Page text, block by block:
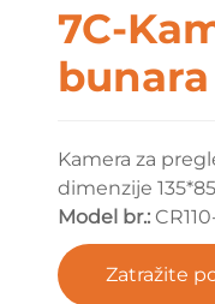
7C-
bunara
Kamera za
dimenzije
Model br.:
Zatražite